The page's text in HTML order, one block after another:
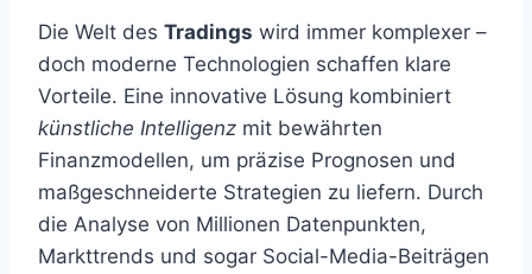
Die Welt des Tradings wird immer komplexer –
doch moderne Technologien schaffen klare
Vorteile. Eine innovative Lösung kombiniert
künstliche Intelligenz mit bewährten
Finanzmodellen, um präzise Prognosen und
maßgeschneiderte Strategien zu liefern. Durch
die Analyse von Millionen Datenpunkten,
Markttrends und sogar Social-Media-Beiträgen